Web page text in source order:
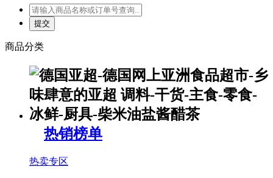
商品分类
热销榜单
热卖专区